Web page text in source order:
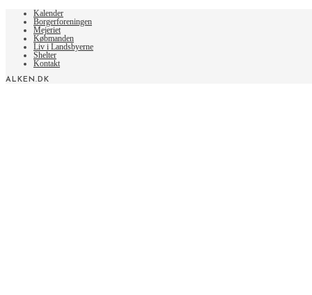
articles
Kalender
Borgerforeningen
Mejeriet
Købmanden
Liv i Landsbyerne
Shelter
Kontakt
ALKEN.DK